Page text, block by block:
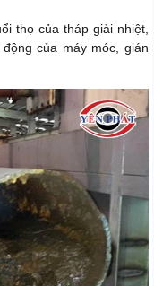
thọ của tháp giải nhiệt,
của máy móc, gián